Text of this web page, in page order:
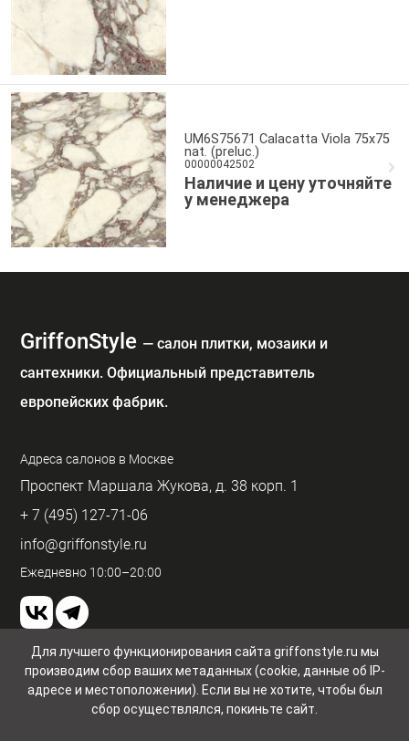
UM6S75671 Calacatta Viola 75x75
nat. (preluc.)
00000042502
Наличие и цену уточняйте
у менеджера
GriffonStyle — cалон плитки, мозаики и
сантехники. Официальный представитель
европейских фабрик.
Адреса салонов в Москве
Проспект Маршала Жукова, д. 38 корп. 1
+ 7 (495) 127-71-06
info@griffonstyle.ru
Ежедневно 10:00–20:00
© GriffonStyle 2026
Пользовательское соглашение и конфиденциальность
Для лучшего функционирования сайта griffonstyle.ru мы
производим сбор ваших метаданных (cookie, данные об IP-
адресе и местоположении). Если вы не хотите, чтобы был
сбор осуществлялся, покиньте сайт.